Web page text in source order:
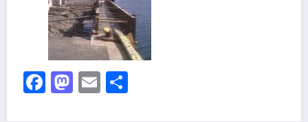
Facebook
Mastodon
Email